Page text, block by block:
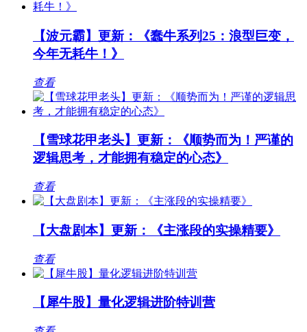
【波元霸】更新：《蠢牛系列25：浪型巨变，
今年无耗牛！》
查看
【雪球花甲老头】更新：《顺势而为！严谨的
逻辑思考，才能拥有稳定的心态》
查看
【大盘剧本】更新：《主涨段的实操精要》
查看
【犀牛股】量化逻辑进阶特训营